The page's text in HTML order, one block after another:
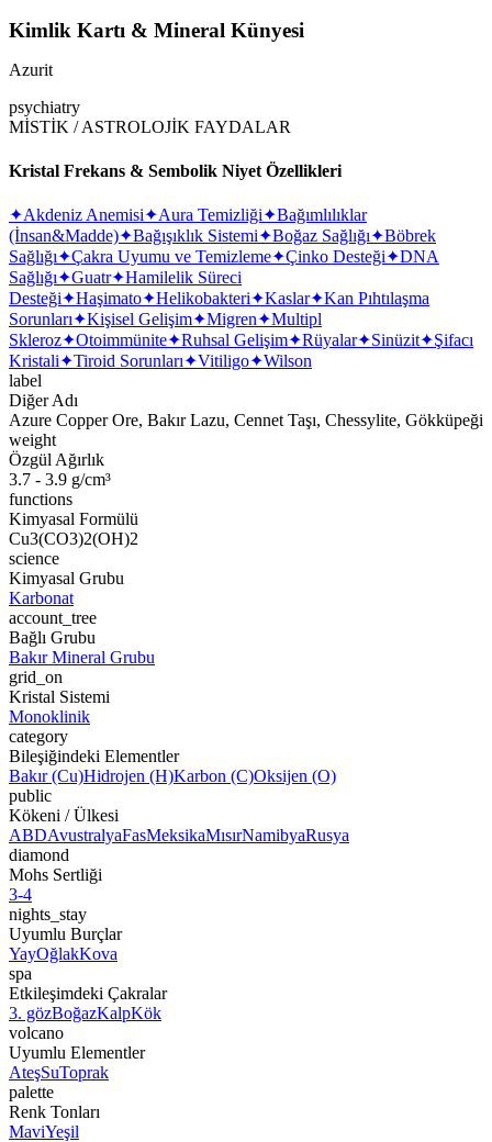
Kimlik Kartı & Mineral Künyesi
Azurit
psychiatry
MİSTİK / ASTROLOJİK FAYDALAR
Kristal Frekans & Sembolik Niyet Özellikleri
✦Akdeniz Anemisi✦Aura Temizliği✦Bağımlılıklar
(İnsan&Madde)✦Bağışıklık Sistemi✦Boğaz Sağlığı✦Böbrek
Sağlığı✦Çakra Uyumu ve Temizleme✦Çinko Desteği✦DNA
Sağlığı✦Guatr✦Hamilelik Süreci
Desteği✦Haşimato✦Helikobakteri✦Kaslar✦Kan Pıhtılaşma
Sorunları✦Kişisel Gelişim✦Migren✦Multipl
Skleroz✦Otoimmünite✦Ruhsal Gelişim✦Rüyalar✦Sinüzit✦Şifacı
Kristali✦Tiroid Sorunları✦Vitiligo✦Wilson
label
Diğer Adı
Azure Copper Ore, Bakır Lazu, Cennet Taşı, Chessylite, Gökküpeği
weight
Özgül Ağırlık
3.7 - 3.9 g/cm³
functions
Kimyasal Formülü
Cu3(CO3)2(OH)2
science
Kimyasal Grubu
Karbonat
account_tree
Bağlı Grubu
Bakır Mineral Grubu
grid_on
Kristal Sistemi
Monoklinik
category
Bileşiğindeki Elementler
Bakır (Cu)Hidrojen (H)Karbon (C)Oksijen (O)
public
Kökeni / Ülkesi
ABDAvustralyaFasMeksikaMısırNamibyaRusya
diamond
Mohs Sertliği
3-4
nights_stay
Uyumlu Burçlar
YayOğlakKova
spa
Etkileşimdeki Çakralar
3. gözBoğazKalpKök
volcano
Uyumlu Elementler
AteşSuToprak
palette
Renk Tonları
MaviYeşil